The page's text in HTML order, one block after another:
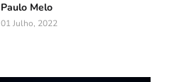
Paulo Melo
01 Julho, 2022